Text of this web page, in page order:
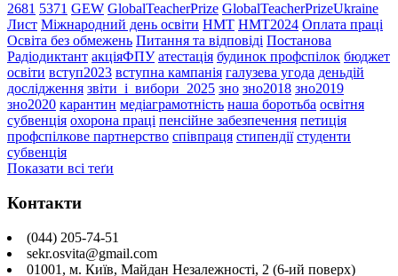
2681 5371 GEW GlobalTeacherPrize GlobalTeacherPrizeUkraine
Лист Міжнародний день освіти НМТ НМТ2024 Оплата праці
Освіта без обмежень Питання та відповіді Постанова
Радіодиктант акціяФПУ атестація будинок профспілок бюджет
освіти вступ2023 вступна кампанія галузева угода деньдій
дослідження звіти_і_вибори_2025 зно зно2018 зно2019
зно2020 карантин медіаграмотність наша боротьба освітня
субвенція охорона праці пенсійне забезпечення петиція
профспілкове партнерство співпраця стипендії студенти
субвенція
Показати всі теґи
Контакти
(044) 205-74-51
sekr.osvita@gmail.com
01001, м. Київ, Майдан Незалежності, 2 (6-ий поверх)